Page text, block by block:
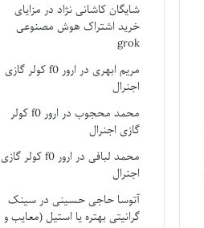
شایگان کاشانی نژاددر مزایای
خرید اشتراک هوش مصنوعی
grok
مریم ابهریدر
ارور f0 کولر گازی
اجنرال
محمد محجوبدر
ارور f0 کولر
گازی اجنرال
محمد لبافیدر
ارور f0 کولر گازی
اجنرال
آتوسا حاجی حسینیدرسینک
گرانیتی بهتره یا استیل (معایب و